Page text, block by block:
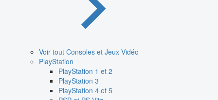
Voir tout Consoles et Jeux Vidéo
PlayStation
PlayStation 1 et 2
PlayStation 3
PlayStation 4 et 5